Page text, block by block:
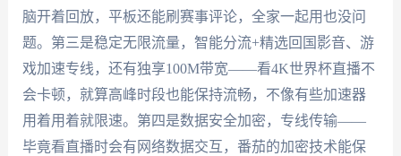
脑开着回放，平板还能刷赛事评论，全家一起用也没问
题。第三是稳定无限流量，智能分流+精选回国影音、游
戏加速专线，还有独享100M带宽——看4K世界杯直播不
会卡顿，就算高峰时段也能保持流畅，不像有些加速器
用着用着就限速。第四是数据安全加密，专线传输——
毕竟看直播时会有网络数据交互，番茄的加密技术能保